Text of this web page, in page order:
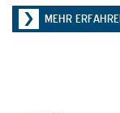
MEHR